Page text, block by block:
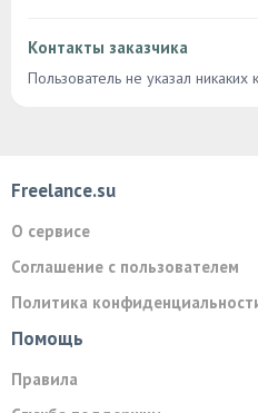
Контакты заказчика
Пользователь не указал никаких
Freelance.su
О сервисе
Соглашение с пользователем
Политика
Помощь
Правила